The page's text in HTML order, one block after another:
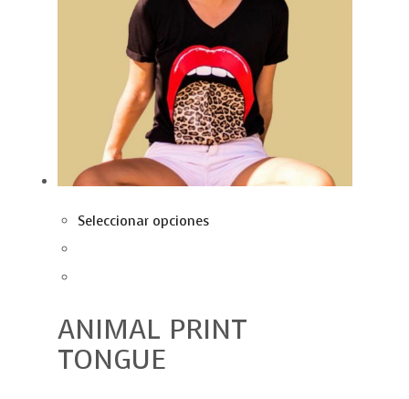
Seleccionar opciones
ANIMAL PRINT
TONGUE